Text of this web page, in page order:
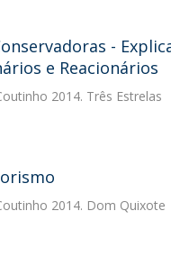
-
e Reacionários
2014. Três Estrelas
2014. Dom Quixote